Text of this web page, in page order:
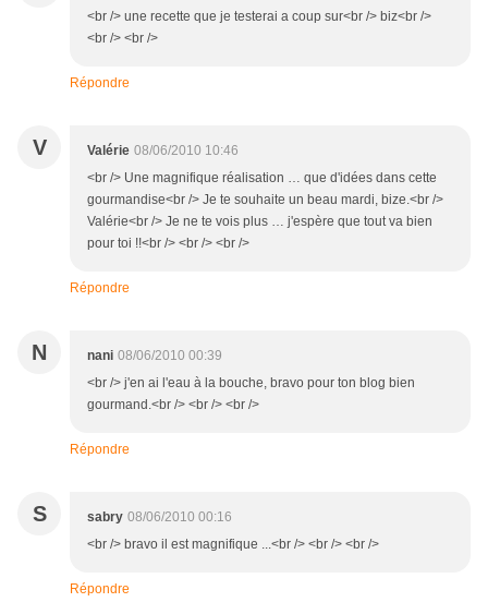
<br /> une recette que je testerai a coup sur<br /> biz<br />
<br /> <br />
Répondre
V Valérie 08/06/2010 10:46
<br /> Une magnifique réalisation … que d'idées dans cette
gourmandise<br /> Je te souhaite un beau mardi, bize.<br />
Valérie<br /> Je ne te vois plus … j'espère que tout va bien
pour toi !!<br /> <br /> <br />
Répondre
N nani 08/06/2010 00:39
<br /> j'en ai l'eau à la bouche, bravo pour ton blog bien
gourmand.<br /> <br /> <br />
Répondre
S sabry 08/06/2010 00:16
<br /> bravo il est magnifique ...<br /> <br /> <br />
Répondre